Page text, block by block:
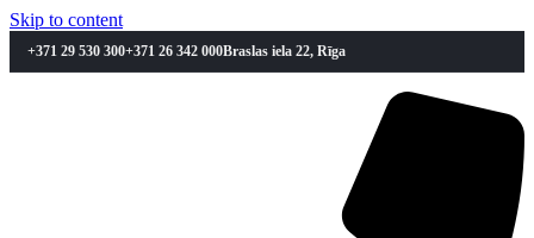
Skip to content
+371 29 530 300+371 26 342 000Braslas iela 22, Rīga